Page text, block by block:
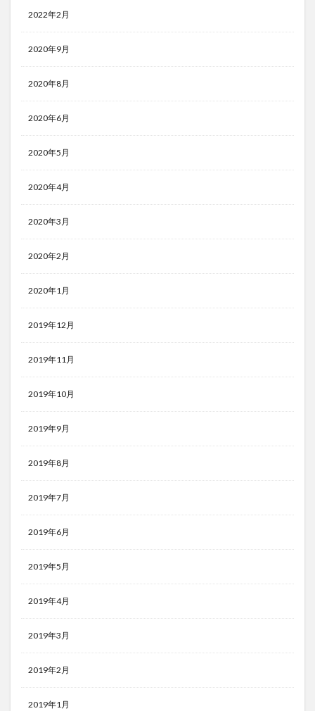
2022年2月
2020年9月
2020年8月
2020年6月
2020年5月
2020年4月
2020年3月
2020年2月
2020年1月
2019年12月
2019年11月
2019年10月
2019年9月
2019年8月
2019年7月
2019年6月
2019年5月
2019年4月
2019年3月
2019年2月
2019年1月